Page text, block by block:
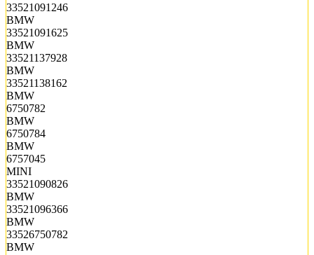
33521091246
BMW
33521091625
BMW
33521137928
BMW
33521138162
BMW
6750782
BMW
6750784
BMW
6757045
MINI
33521090826
BMW
33521096366
BMW
33526750782
BMW